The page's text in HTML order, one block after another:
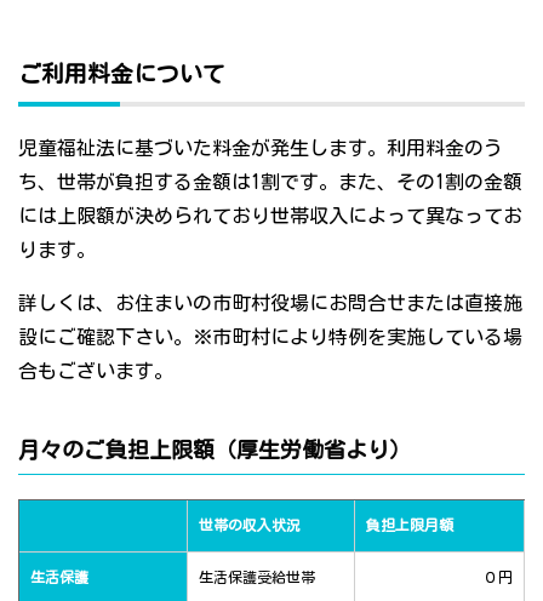
ご利用料金について
児童福祉法に基づいた料金が発生します。利用料金のう
ち、世帯が負担する金額は1割です。また、その1割の金額
には上限額が決められており世帯収入によって異なってお
ります。
詳しくは、お住まいの市町村役場にお問合せまたは直接施
設にご確認下さい。※市町村により特例を実施している場
合もございます。
月々のご負担上限額（厚生労働省より）
世帯の収入状況 負担上限月額
生活保護 生活保護受給世帯 ０円